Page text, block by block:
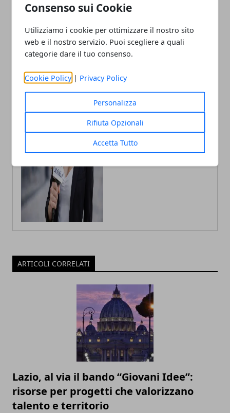
Consenso sui Cookie
Utilizziamo i cookie per ottimizzare il nostro sito
web e il nostro servizio. Puoi scegliere a quali
categorie dare il tuo consenso.
Cookie Policy | Privacy Policy
Personalizza
Rifiuta Opzionali
Accetta Tutto
focus su Asl Viterbo e
oltre 80 artisti a Piazza del
Fabiana Fissore
Fabiana Fissore è web editor e
creator di contenuti dedicati a
Racconta la città con uno stile fresco
e coinvolgente, a stretto contatto con
ARTICOLI CORRELATI
Lazio, al via il bando “Giovani Idee”:
risorse per progetti che valorizzano
talento e territorio